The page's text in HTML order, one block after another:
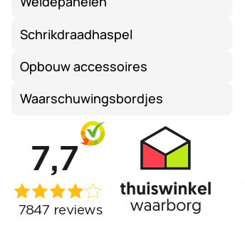
Schrikdraadhaspel
Opbouw accessoires
Waarschuwingsbordjes